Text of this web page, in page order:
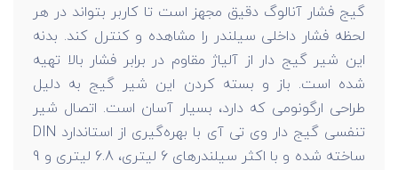
گیج فشار آنالوگ دقیق مجهز است تا کاربر بتواند در هر
لحظه فشار داخلی سیلندر را مشاهده و کنترل کند. بدنه
این شیر گیج دار از آلیاژ مقاوم در برابر فشار بالا تهیه
شده است. باز و بسته کردن این شیر گیج به دلیل
طراحی ارگونومی که دارد، بسیار آسان است. اتصال شیر
تنفسی گیج دار وی تی آی با بهره‌گیری از استاندارد DIN
ساخته شده و با اکثر سیلندرهای 6 لیتری، 6.8 لیتری و 9